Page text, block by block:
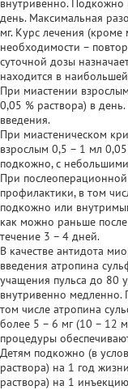
внутривенно.
день. Максимальная
мг. Курс лечения
необходимости –
суточной дозы
находится в
При миастении
0,05 % раствора) в
введения.
При миастеническом
взрослым 0,5 – 1 мл
подкожно, с
При
профилактики, в том
подкожно или
как можно раньше
течение 3 – 4 дней.
В качестве антидота
введения атропина
учащения пульса до 80
внутривенно
том числе атропина
более 5 – 6 мг (10 – 12
процедуры
Детям подкожно (в
раствора) на 1 год
раствора) на 1